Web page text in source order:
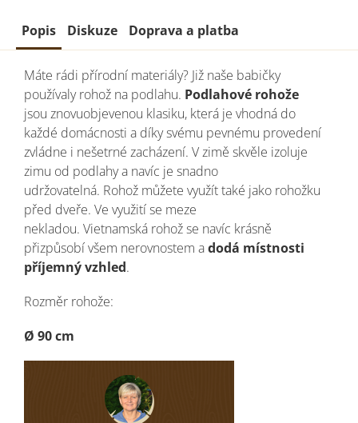
Popis Diskuze Doprava a platba
Máte rádi přírodní materiály? Již naše babičky
používaly rohož na podlahu. Podlahové rohože
jsou znovuobjevenou klasiku, která je vhodná do
každé domácnosti a díky svému pevnému provedení
zvládne i nešetrné zacházení. V zimě skvěle izoluje
zimu od podlahy a navíc je snadno
udržovatelná. Rohož můžete využít také jako rohožku
před dveře. Ve využití se meze
nekladou. Vietnamská rohož se navíc krásně
přizpůsobí všem nerovnostem adodá místnosti
příjemný vzhled.
Rozměr rohože:
Ø 90 cm